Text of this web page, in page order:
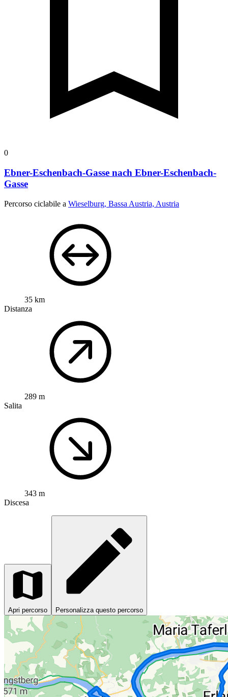
0
Ebner-Eschenbach-Gasse nach Ebner-Eschenbach-
Gasse
Percorso ciclabile a Wieselburg, Bassa Austria, Austria
35 km
Distanza
289 m
Salita
343 m
Discesa
Apri percorso Personalizza questo percorso